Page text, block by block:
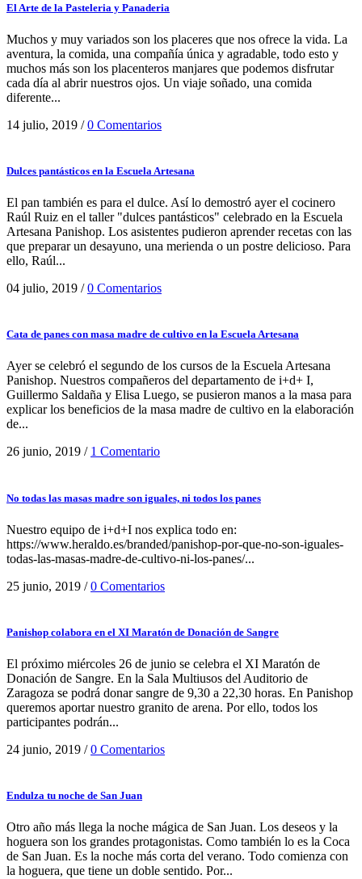
El Arte de la Pasteleria y Panaderia
Muchos y muy variados son los placeres que nos ofrece la vida. La
aventura, la comida, una compañía única y agradable, todo esto y
muchos más son los placenteros manjares que podemos disfrutar
cada día al abrir nuestros ojos. Un viaje soñado, una comida
diferente...
14 julio, 2019 /0 Comentarios
Dulces pantásticos en la Escuela Artesana
El pan también es para el dulce. Así lo demostró ayer el cocinero
Raúl Ruiz en el taller "dulces pantásticos" celebrado en la Escuela
Artesana Panishop. Los asistentes pudieron aprender recetas con las
que preparar un desayuno, una merienda o un postre delicioso. Para
ello, Raúl...
04 julio, 2019 /0 Comentarios
Cata de panes con masa madre de cultivo en la Escuela Artesana
Ayer se celebró el segundo de los cursos de la Escuela Artesana
Panishop. Nuestros compañeros del departamento de i+d+ I,
Guillermo Saldaña y Elisa Luego, se pusieron manos a la masa para
explicar los beneficios de la masa madre de cultivo en la elaboración
de...
26 junio, 2019 / 1 Comentario
No todas las masas madre son iguales, ni todos los panes
Nuestro equipo de i+d+I nos explica todo en:
https://www.heraldo.es/branded/panishop-por-que-no-son-iguales-
todas-las-masas-madre-de-cultivo-ni-los-panes/...
25 junio, 2019 /0 Comentarios
Panishop colabora en el XI Maratón de Donación de Sangre
El próximo miércoles 26 de junio se celebra el XI Maratón de
Donación de Sangre. En la Sala Multiusos del Auditorio de
Zaragoza se podrá donar sangre de 9,30 a 22,30 horas. En Panishop
queremos aportar nuestro granito de arena. Por ello, todos los
participantes podrán...
24 junio, 2019 /0 Comentarios
Endulza tu noche de San Juan
Otro año más llega la noche mágica de San Juan. Los deseos y la
hoguera son los grandes protagonistas. Como también lo es la Coca
de San Juan. Es la noche más corta del verano. Todo comienza con
la hoguera, que tiene un doble sentido. Por...